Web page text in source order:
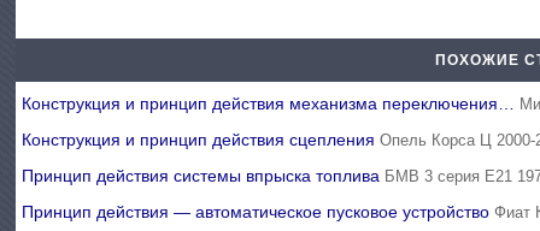
ПОХОЖИЕ
Конструкция и принцип действия механизма переключения…
Конструкция и принцип действия сцепленияОпель Корса Ц 2000-
Принцип действия системы впрыска топлива БМВ 3 серия Е21
Принцип действия — автоматическое пусковое устройствоФиат